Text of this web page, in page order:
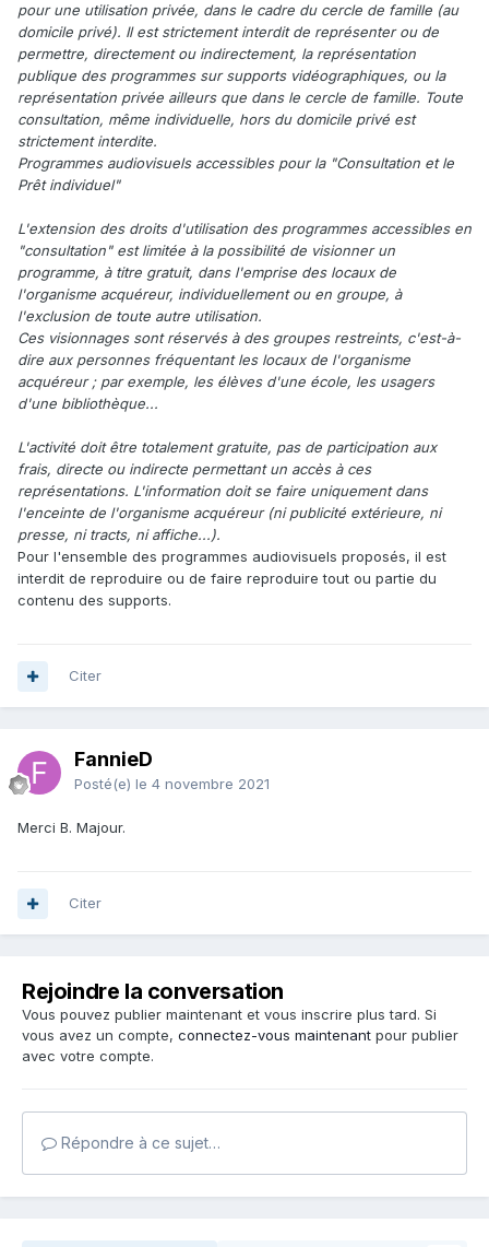
pour une utilisation privée, dans le cadre du cercle de famille (au
domicile privé). Il est strictement interdit de représenter ou de
permettre, directement ou indirectement, la représentation
publique des programmes sur supports vidéographiques, ou la
représentation privée ailleurs que dans le cercle de famille. Toute
consultation, même individuelle, hors du domicile privé est
strictement interdite.
Programmes audiovisuels accessibles pour la "Consultation et le
Prêt individuel"
L'extension des droits d'utilisation des programmes accessibles en
"consultation" est limitée à la possibilité de visionner un
programme, à titre gratuit, dans l'emprise des locaux de
l'organisme acquéreur, individuellement ou en groupe, à
l'exclusion de toute autre utilisation.
Ces visionnages sont réservés à des groupes restreints, c'est-à-
dire aux personnes fréquentant les locaux de l'organisme
acquéreur ; par exemple, les élèves d'une école, les usagers
d'une bibliothèque...
L'activité doit être totalement gratuite, pas de participation aux
frais, directe ou indirecte permettant un accès à ces
représentations. L'information doit se faire uniquement dans
l'enceinte de l'organisme acquéreur (ni publicité extérieure, ni
presse, ni tracts, ni affiche...).
Pour l'ensemble des programmes audiovisuels proposés, il est
interdit de reproduire ou de faire reproduire tout ou partie du
contenu des supports.
Citer
FannieD
Posté(e) le 4 novembre 2021
Merci B. Majour.
Citer
Rejoindre la conversation
Vous pouvez publier maintenant et vous inscrire plus tard. Si
vous avez un compte, connectez-vous maintenant pour publier
avec votre compte.
Répondre à ce sujet…